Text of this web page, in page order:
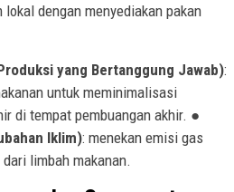
dengan menyediakan pakan
yang Bertanggung Jawab):
untuk meminimalisasi
di tempat pembuangan akhir. ●
Iklim): menekan emisi gas
limbah makanan.